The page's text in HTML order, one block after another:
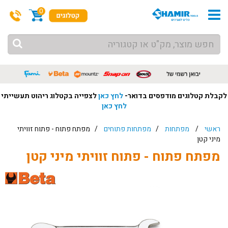
0
לקבלת קטלוגים מודפסים בדואר-לחץ כאןלצפייה בקטלוג ריהוט תעשייתי
לחץ כאן
ראשי / מפתחות / מפתחות פתוחים / מפתח פתוח - פתוח זוויתי
מיני קטן
מפתח פתוח - פתוח זוויתי מיני קטן